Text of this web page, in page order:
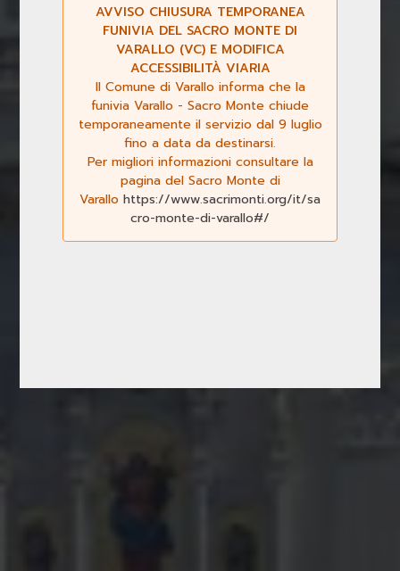
AVVISO CHIUSURA TEMPORANEA
FUNIVIA DEL SACRO MONTE DI
VARALLO (VC) E MODIFICA
ACCESSIBILITÀ VIARIA
Il Comune di Varallo informa che la
funivia Varallo - Sacro Monte chiude
temporaneamente il servizio dal 9 luglio
fino a data da destinarsi.
Per migliori informazioni consultare la
pagina del Sacro Monte di
Varallo https://www.sacrimonti.org/it/sa
cro-monte-di-varallo#/